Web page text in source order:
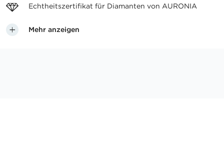
Echtheitszertifikat für Diamanten von AURONIA
Mehr anzeigen